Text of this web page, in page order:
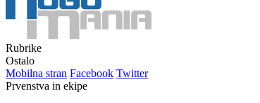
Rubrike
Ostalo
Mobilna stran Facebook Twitter
Prvenstva in ekipe